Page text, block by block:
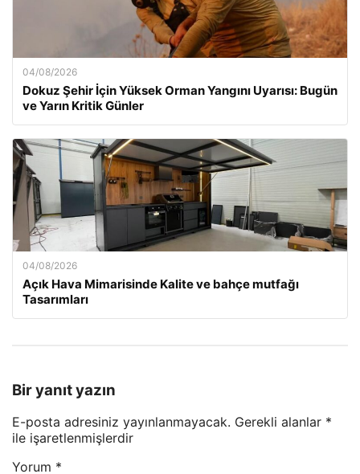
04/08/2026
Dokuz Şehir İçin Yüksek Orman Yangını Uyarısı: Bugün
ve Yarın Kritik Günler
04/08/2026
Açık Hava Mimarisinde Kalite ve bahçe mutfağı
Tasarımları
Bir yanıt yazın
E-posta adresiniz yayınlanmayacak. Gerekli alanlar *
ile işaretlenmişlerdir
Yorum *